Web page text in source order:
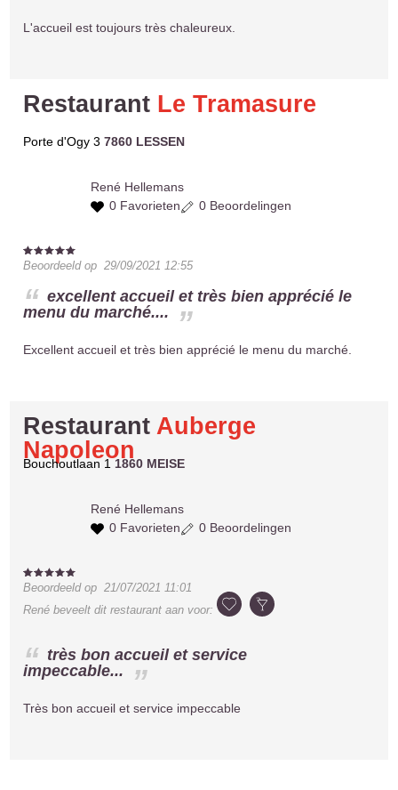
L'accueil est toujours très chaleureux.
Restaurant Le Tramasure
Porte d'Ogy 37860 LESSEN
René Hellemans
0 Favorieten
0 Beoordelingen
Beoordeeld op29/09/2021 12:55
excellent accueil et très bien apprécié le
menu du marché....
Excellent accueil et très bien apprécié le menu du marché.
Restaurant Auberge
Napoleon
Bouchoutlaan 1 1860 MEISE
René Hellemans
0 Favorieten
0 Beoordelingen
Beoordeeld op21/07/2021 11:01
René beveelt dit restaurant aan voor:
très bon accueil et service
impeccable...
Très bon accueil et service impeccable